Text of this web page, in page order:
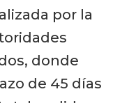
por la
donde
de 45 días